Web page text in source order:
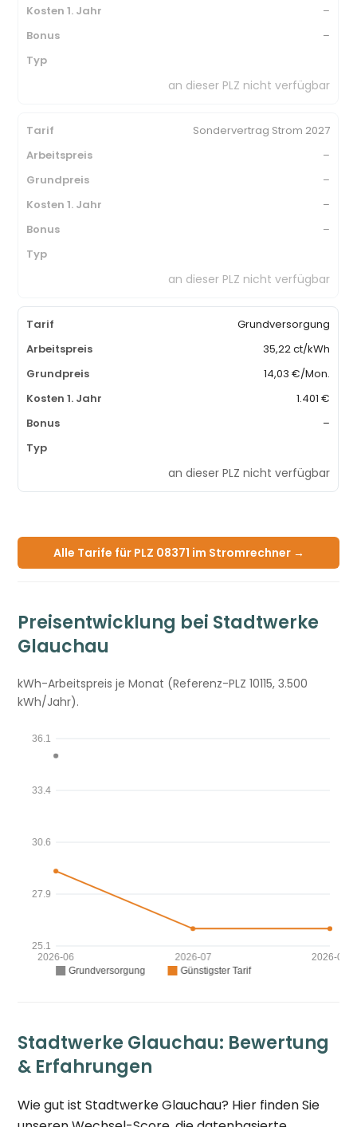
–
–
an dieser PLZ nicht verfügbar
Sondervertrag Strom 2027
–
–
–
–
an dieser PLZ nicht verfügbar
Grundversorgung
35,22 ct/kWh
14,03 €/Mon.
1.401 €
–
an dieser PLZ nicht verfügbar
Alle Tarife für PLZ 08371 im Stromrechner →
Preisentwicklung bei Stadtwerke
Glauchau
kWh-Arbeitspreis je Monat (Referenz-PLZ 10115, 3.500
kWh/Jahr).
Stadtwerke Glauchau: Bewertung
& Erfahrungen
Wie gut ist Stadtwerke Glauchau? Hier finden Sie